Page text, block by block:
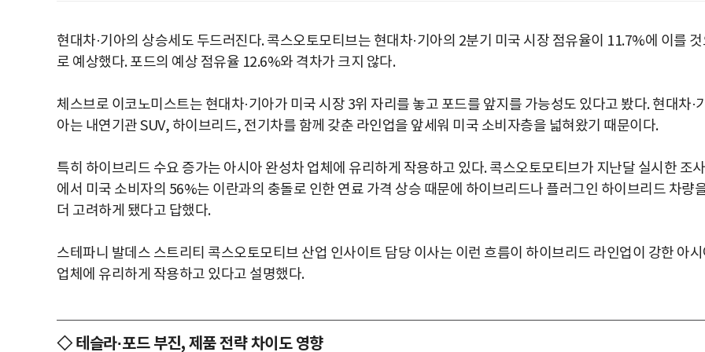
현대차·기아의 상승세도 두드러진다. 콕스오토모티브는 현대차·기아의 2분기 미국 시장 점유율이 11.7%에 이를
로 예상했다. 포드의 예상 점유율 12.6%와 격차가 크지 않다.
체스브로 이코노미스트는 현대차·기아가 미국 시장 3위 자리를 놓고 포드를 앞지를 가능성도 있다고 봤다. 현대차·기
아는 내연기관 SUV, 하이브리드, 전기차를 함께 갖춘 라인업을 앞세워 미국 소비자층을 넓혀왔기 때문이다.
특히 하이브리드 수요 증가는 아시아 완성차 업체에 유리하게 작용하고 있다. 콕스오토모티브가 지난달 실시한 조사
에서 미국 소비자의 56%는 이란과의 충돌로 인한 연료 가격 상승 때문에 하이브리드나 플러그인 하이브리드 차량
더 고려하게 됐다고 답했다.
스테파니 발데스 스트리티 콕스오토모티브 산업 인사이트 담당 이사는 이런 흐름이 하이브리드 라인업이 강한 아
업체에 유리하게 작용하고 있다고 설명했다.
◇ 테슬라·포드 부진, 제품 전략 차이도 영향